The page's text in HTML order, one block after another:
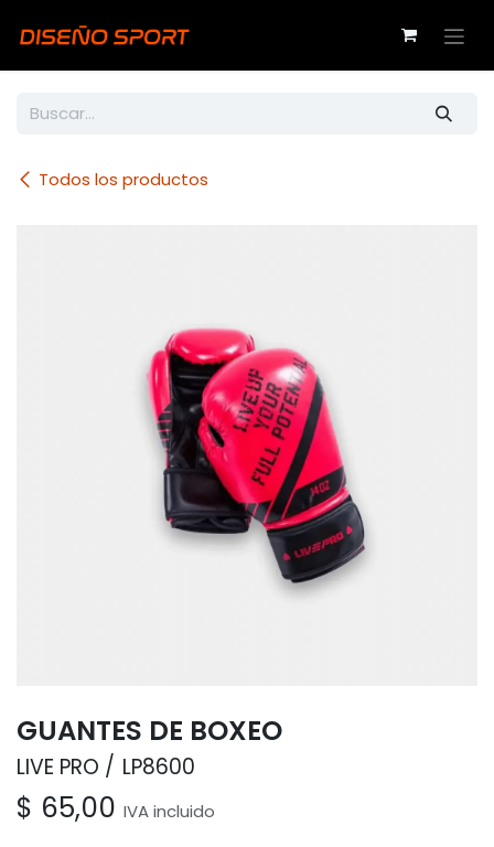
Todos los productos
GUANTES DE BOXEO
LIVE PRO LP8600
$ 65,00 IVA incluido